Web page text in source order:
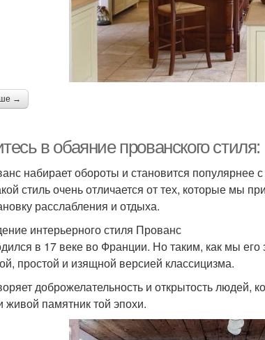
→
в обаяние прованского
набирает обороты и становится
стиль очень отличается от тех, которые мы
расслабления и отдыха.
интерьерного стиля Прованс
в 17 веке во Франции. Но таким, как мы
простой и изящной версией классицизма.
доброжелательность и открытость людей,
живой памятник той эпохи.